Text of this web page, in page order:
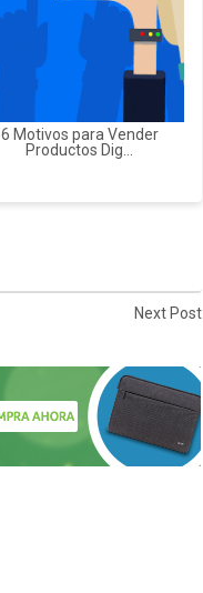
6 Motivos para Vender
Productos Dig...
Next Post